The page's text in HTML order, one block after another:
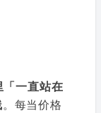
「一直站在
。每当价格